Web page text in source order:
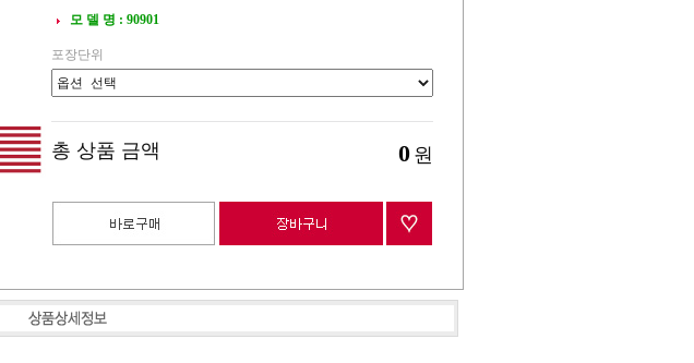
모 델 명 : 90901
포장단위
총 상품 금액 0 원